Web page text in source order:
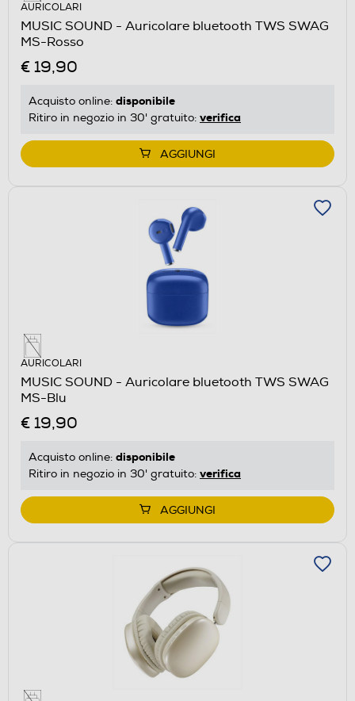
AURICOLARI
MUSIC SOUND - Auricolare bluetooth TWS SWAG
MS-Rosso
€ 19,90
Acquisto online: disponibile
Ritiro in negozio in 30' gratuito: verifica
AGGIUNGI
AURICOLARI
MUSIC SOUND - Auricolare bluetooth TWS SWAG
MS-Blu
€ 19,90
Acquisto online: disponibile
Ritiro in negozio in 30' gratuito: verifica
AGGIUNGI